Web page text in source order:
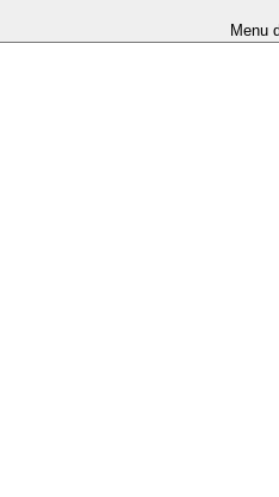
Menu